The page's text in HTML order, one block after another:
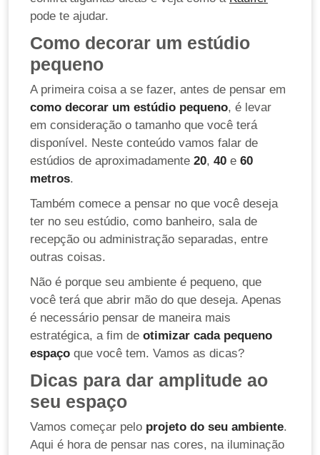
pode te ajudar.
Como decorar um estúdio
pequeno
A primeira coisa a se fazer, antes de pensar em
como decorar um estúdio pequeno, é levar
em consideração o tamanho que você terá
disponível. Neste conteúdo vamos falar de
estúdios de aproximadamente 20, 40 e 60
metros.
Também comece a pensar no que você deseja
ter no seu estúdio, como banheiro, sala de
recepção ou administração separadas, entre
outras coisas.
Não é porque seu ambiente é pequeno, que
você terá que abrir mão do que deseja. Apenas
é necessário pensar de maneira mais
estratégica, a fim de otimizar cada pequeno
espaço que você tem. Vamos as dicas?
Dicas para dar amplitude ao
seu espaço
Vamos começar pelo projeto do seu ambiente.
Aqui é hora de pensar nas cores, na iluminação